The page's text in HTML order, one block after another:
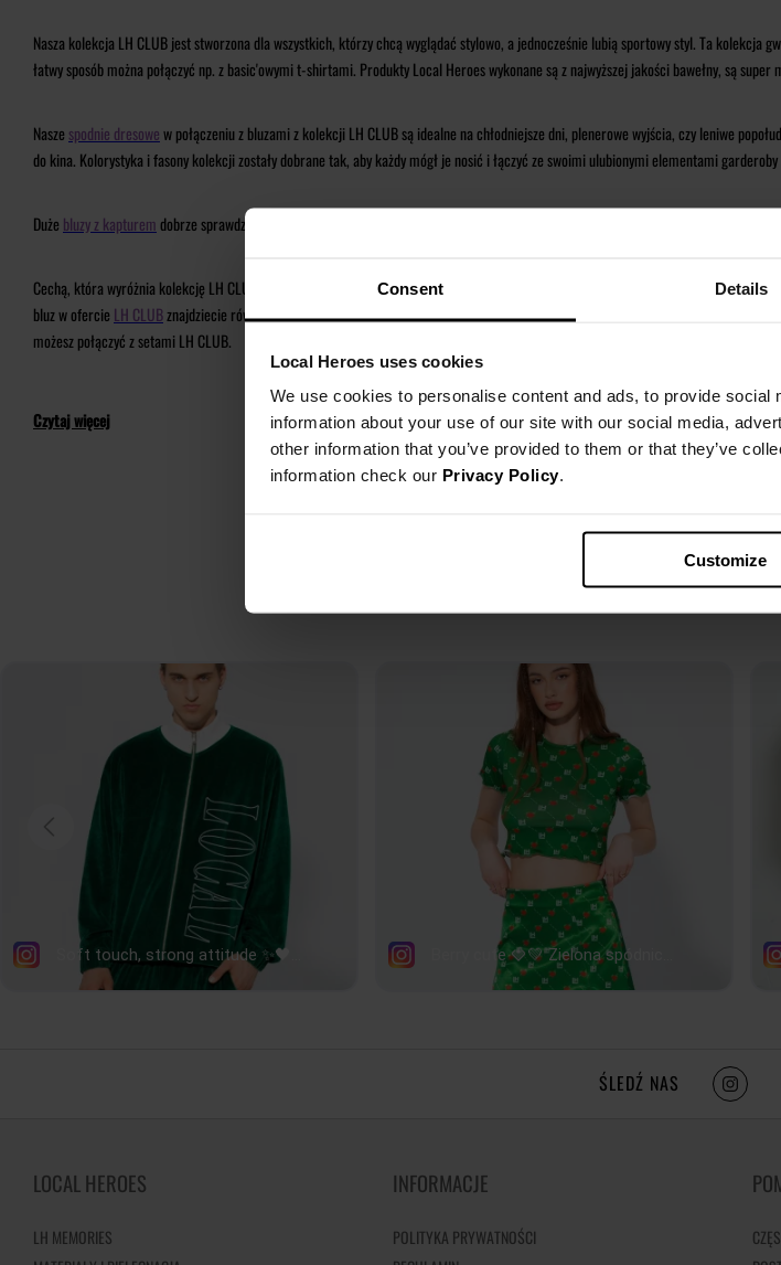
Consent Details
Local Heroes uses cookies
We use cookies to personalise content and ads, to provide
information about your use of our site with our social media,
other information that you’ve provided to them or that they’ve
information check our Privacy Policy.
Customize
Nasza kolekcja LH CLUB jest stworzona dla wszystkich, którzy chcą wyglądać stylowo, a jednocześnie lubią sportowy styl. Ta
łatwy sposób można połączyć np. z basic'owymi t-shirtami. Produkty Local Heroes wykonane są z najwyższej jakości bawełny, są super
Nasze spodnie dresowew połączeniu z bluzami z kolekcji LH CLUB są idealne na chłodniejsze dni, plenerowe wyjścia, czy leniwe
do kina. Kolorystyka i fasony kolekcji zostały dobrane tak, aby każdy mógł je nosić i łączyć ze swoimi ulubionymi elementami
Duże bluzy z kapturemdobrze sprawdzą się w połączeniu ze
Cechą, która wyróżnia kolekcję LH CLUB jest jej uniwersalności. Przeznaczona zarówno dla kobiet jak i mężczyzn. Unisexowe kroje
bluz w ofercie LH CLUBznajdziecie również kolorowe, długie i ciepłeskarpetki, które dopełnią cały look. Ciesząca się coraz większą
możesz połączyć z setami LH CLUB.
Czytaj więcej
ŚLEDŹ NAS
LOCAL HEROES
LH MEMORIES
INFORMACJE
POLITYKA PRYWATNOŚCI